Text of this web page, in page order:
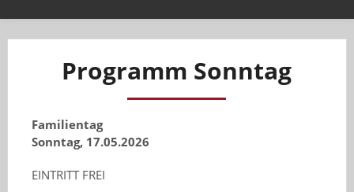
Programm Sonntag
Familientag
Sonntag, 17.05.2026
EINTRITT FREI